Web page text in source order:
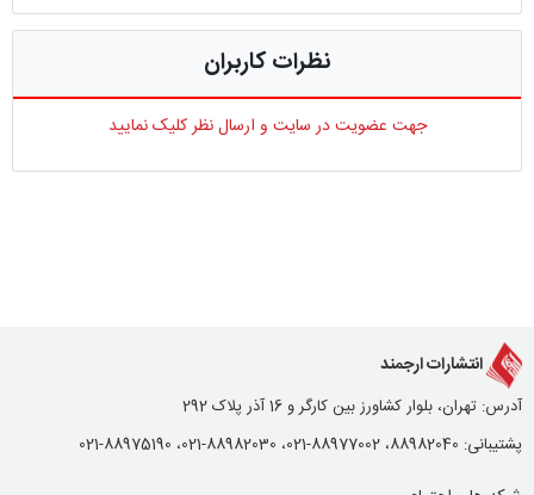
نظرات کاربران
جهت عضویت در سایت و ارسال نظر کلیک نمایید
انتشارات ارجمند
آدرس: تهران، بلوار کشاورز بین کارگر و 16 آذر پلاک 292
پشتیبانی: 88982040، 88977002-021، 88982030-021، 88975190-021